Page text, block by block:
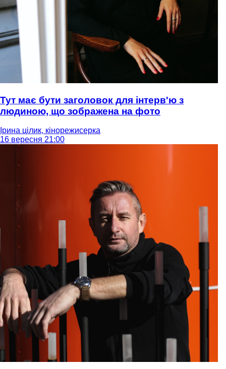
Тут має бути заголовок для інтерв'ю з
людиною, що зображена на фото
Ірина цілик, кінорежисерка
16 вересня 21:00